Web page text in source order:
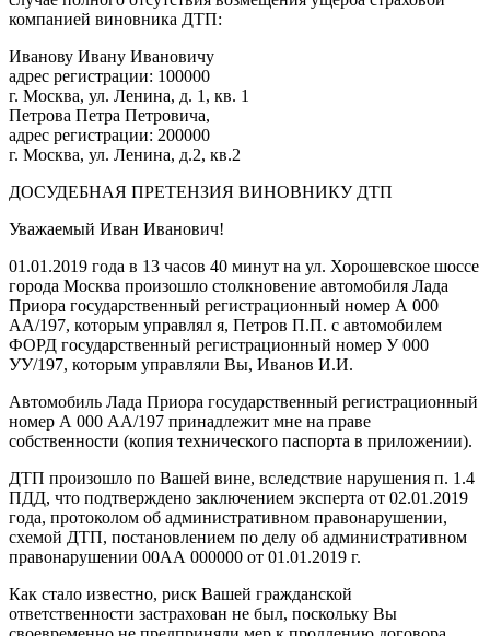
компанией виновника ДТП:
Иванову Ивану Ивановичу
адрес регистрации: 100000
г. Москва, ул. Ленина, д. 1, кв. 1
Петрова Петра Петровича,
адрес регистрации: 200000
г. Москва, ул. Ленина, д.2, кв.2
ДОСУДЕБНАЯ ПРЕТЕНЗИЯ ВИНОВНИКУ ДТП
Уважаемый Иван Иванович!
01.01.2019 года в 13 часов 40 минут на ул. Хорошевское шоссе
города Москва произошло столкновение автомобиля Лада
Приора государственный регистрационный номер А 000
АА/197, которым управлял я, Петров П.П. с автомобилем
ФОРД государственный регистрационный номер У 000
УУ/197, которым управляли Вы, Иванов И.И.
Автомобиль Лада Приора государственный регистрационный
номер А 000 АА/197 принадлежит мне на праве
собственности (копия технического паспорта в приложении).
ДТП произошло по Вашей вине, вследствие нарушения п. 1.4
ПДД, что подтверждено заключением эксперта от 02.01.2019
года, протоколом об административном правонарушении,
схемой ДТП, постановлением по делу об административном
правонарушении 00АА 000000 от 01.01.2019 г.
Как стало известно, риск Вашей гражданской
ответственности застрахован не был, поскольку Вы